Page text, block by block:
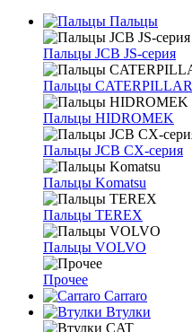
Пальцы
Пальцы JCB JS-серия
Пальцы CATERPILLAR
Пальцы HIDROMEK
Пальцы JCB CX-серия
Пальцы Komatsu
Пальцы TEREX
Пальцы VOLVO
Прочее
Carraro
Втулки